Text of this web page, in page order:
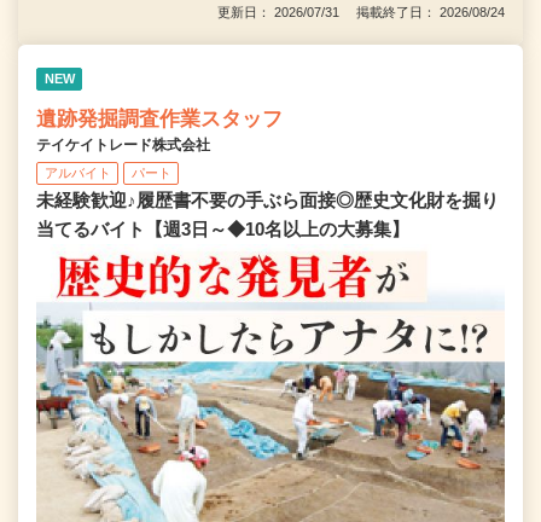
更新日： 2026/07/31 掲載終了日： 2026/08/24
NEW
遺跡発掘調査作業スタッフ
テイケイトレード株式会社
アルバイト パート
未経験歓迎♪履歴書不要の手ぶら面接◎歴史文化財を掘り
当てるバイト【週3日～◆10名以上の大募集】